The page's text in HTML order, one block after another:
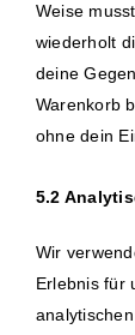
Weise
wiederholt
deine
Warenkorb
ohne dein
5.2
Wir
Erlebnis für